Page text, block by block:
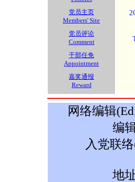
党员主页
Members' Site
党员评论
Comment
干部任免
Appointment
嘉奖通报
Reward
网络编辑
编
入党联
地